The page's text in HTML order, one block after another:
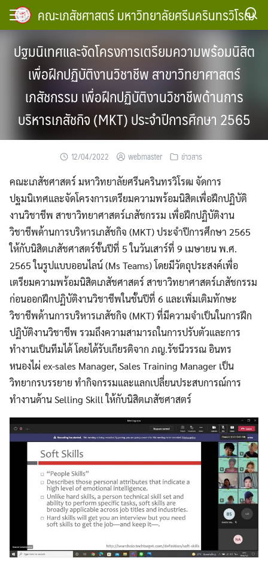
Skip
คณะเภสัชศาสตร์ มหาวิทยาลัยศรีนครินทรวิโรฒ
ปฐมนิเทศและจัดโครงการเตรียมความพร้อมนิสิต
เพื่อฝึกปฏิบัติงานวิชาชีพ สาขาวิทยาศาสตร์
เภสัชกรรม เพื่อฝึกปฏิบัติงานวิชาชีพด้านการ
บริหารเภสัชกิจ (MKT) ประจำปีการศึกษา 2565
12/04/2022 webmaster ข่าวสาร
คณะเภสัชศาสตร์ มหาวิทยาลัยศรีนครินทรวิโรฒ จัดการ
ปฐมนิเทศและจัดโครงการเตรียมความพร้อมนิสิตเพื่อฝึกปฏิบัติ
งานวิชาชีพ สาขาวิทยาศาสตร์เภสัชกรรม เพื่อฝึกปฏิบัติงาน
วิชาชีพด้านการบริหารเภสัชกิจ (MKT) ประจำปีการศึกษา 2565
ให้กับนิสิตเภสัชศาสตร์ชั้นปีที่ 5 ในวันเสาร์ที่ 9 เมษายน พ.ศ.
2565 ในรูปแบบออนไลน์ (Ms Teams) โดยมีวัตถุประสงค์เพื่อ
เตรียมความพร้อมนิสิตเภสัชศาสตร์ สาขาวิทยาศาสตร์เภสัชกรรม
ก่อนออกฝึกปฏิบัติงานวิชาชีพในชั้นปีที่ 6 และเพิ่มเติมทักษะ
วิชาชีพด้านการบริหารเภสัชกิจ (MKT) ที่มีความจำเป็นในการฝึก
ปฏิบัติงานวิชาชีพ รวมถึงความสามารถในการปรับตัวและการ
ทำงานเป็นทีมได้ โดยได้รับเกียรติจาก ภญ.รัชนีวรรณ อินทร
หนองไผ่ ex-sales Manager, Sales Training Manager เป็น
วิทยากรบรรยาย ทำกิจกรรมและแลกเปลี่ยนประสบการณ์การ
ทำงานด้าน Selling Skill ให้กับนิสิตเภสัชศาสตร์